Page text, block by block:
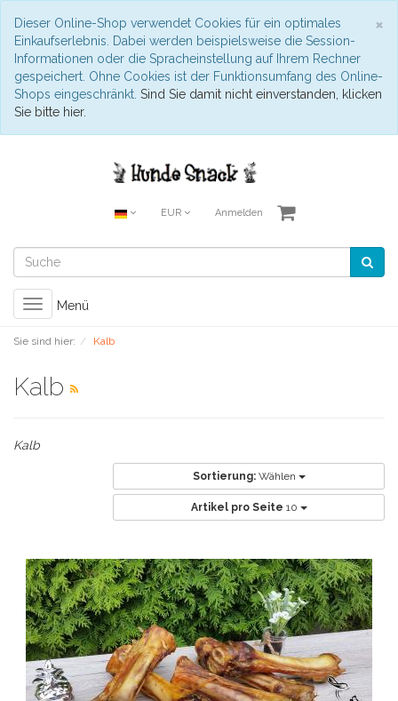
×
Dieser Online-Shop verwendet Cookies für ein optimales
Einkaufserlebnis. Dabei werden beispielsweise die Session-
Informationen oder die Spracheinstellung auf Ihrem Rechner
gespeichert. Ohne Cookies ist der Funktionsumfang des Online-
Shops eingeschränkt. Sind Sie damit nicht einverstanden, klicken
Sie bitte hier.
EUR Anmelden
Toggle
navigation
Menü
Sie sind hier: Kalb
Kalb
Kalb
Sortierung: Wählen
Artikel pro Seite 10